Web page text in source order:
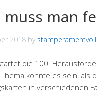
muss man
2018 by stamperamentvoll
die 100.
könnte es sein, als
in verschiedenen